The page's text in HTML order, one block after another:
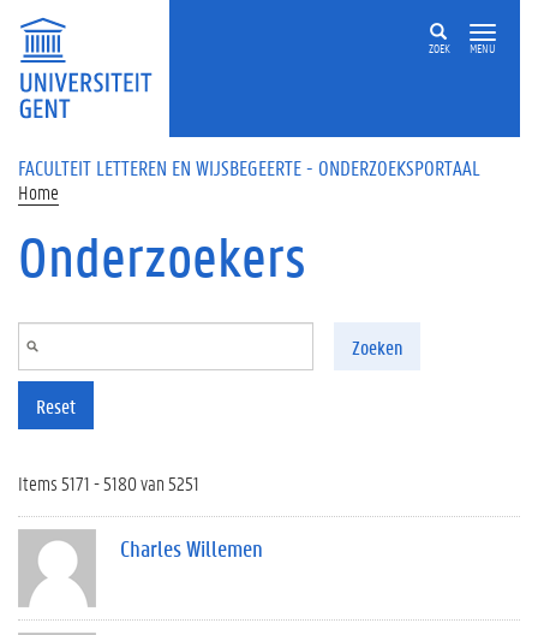
Overslaan en naar de inhoud gaan
ZOEK MENU
FACULTEIT LETTEREN EN WIJSBEGEERTE - ONDERZOEKSPORTAAL
Home
Onderzoekers
Zoeken
Reset
Items 5171 - 5180 van 5251
Charles Willemen